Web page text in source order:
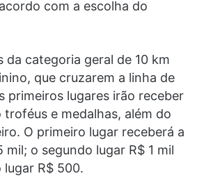
com a escolha do
da categoria geral de 10 km
que cruzarem a linha de
primeiros lugares irão receber
e medalhas, além do
O primeiro lugar receberá a
mil; o segundo lugar R$ 1 mil
lugar R$ 500.